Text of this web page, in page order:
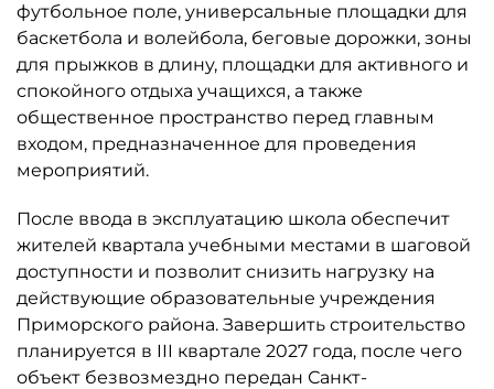
футбольное поле, универсальные площадки для
баскетбола и волейбола, беговые дорожки, зоны
для прыжков в длину, площадки для активного и
спокойного отдыха учащихся, а также
общественное пространство перед главным
входом, предназначенное для проведения
мероприятий.
После ввода в эксплуатацию школа обеспечит
жителей квартала учебными местами в шаговой
доступности и позволит снизить нагрузку на
действующие образовательные учреждения
Приморского района. Завершить строительство
планируется в III квартале 2027 года, после чего
объект безвозмездно передан Санкт-